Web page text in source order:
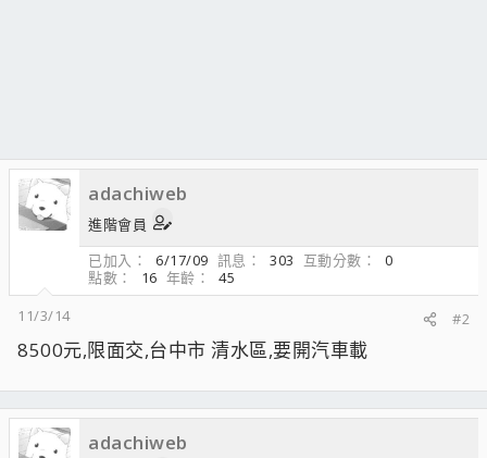
adachiweb
進階會員
已加入
6/17/09 訊息 303 互動分數
0
點數
16 年齡
45
11/3/14
#2
8500元,限面交,台中市 清水區,要開汽車載
adachiweb